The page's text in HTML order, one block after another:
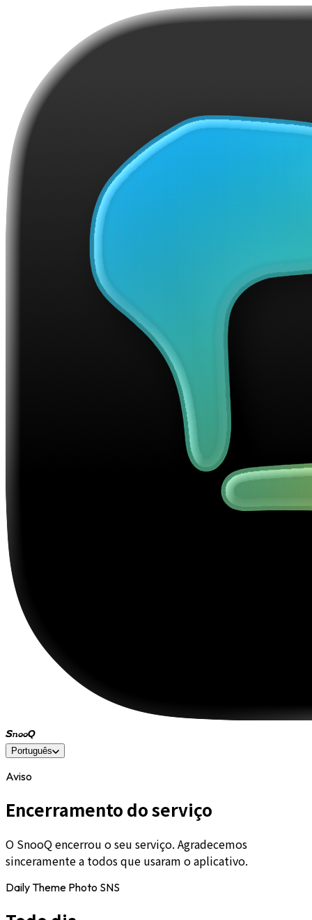
SnooQ
Português
Aviso
Encerramento do serviço
O SnooQ encerrou o seu serviço. Agradecemos
sinceramente a todos que usaram o aplicativo.
Daily Theme Photo SNS